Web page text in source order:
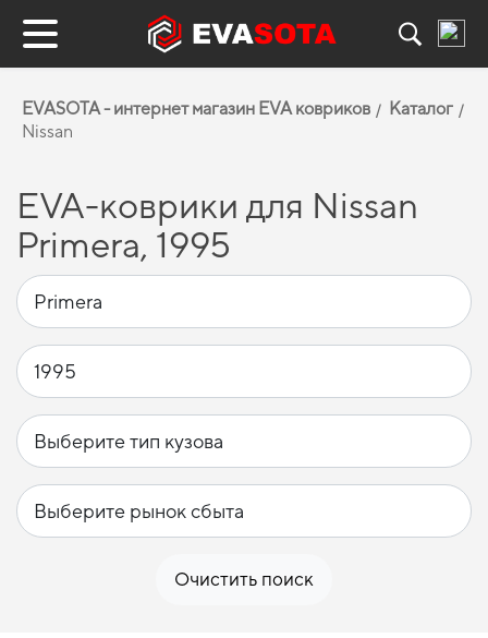
EVASOTA - интернет магазин EVA ковриков
Каталог
Nissan
EVA-коврики для Nissan
Primera, 1995
Очистить поиск